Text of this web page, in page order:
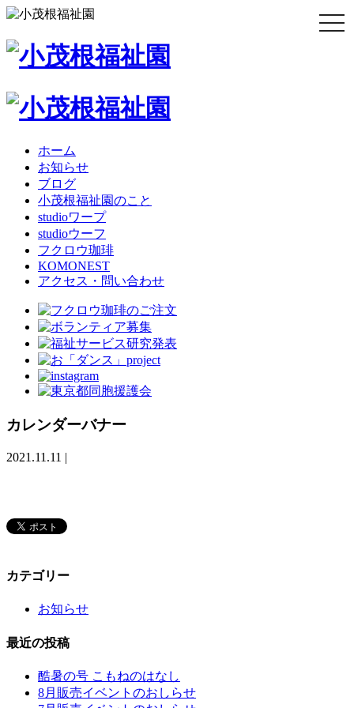
ホーム
お知らせ
ブログ
小茂根福祉園のこと
studioワープ
studioウーフ
フクロウ珈琲
KOMONEST
アクセス・問い合わせ
カレンダーバナー
2021.11.11 |
カテゴリー
お知らせ
最近の投稿
酷暑の号 こもねのはなし
8月販売イベントのおしらせ